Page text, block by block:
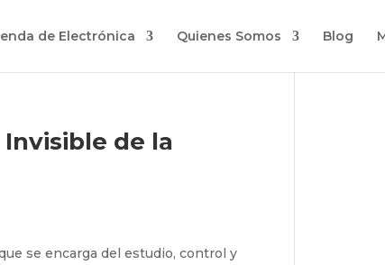
de Electrónica Quienes Somos Blog
de la
se encarga del estudio, control y